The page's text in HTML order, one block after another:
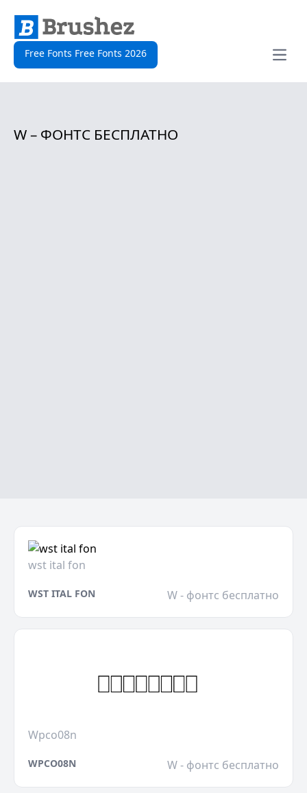
Free Fonts Free Fonts 2026
Open
W – ФОНТС БЕСПЛАТНО
wst ital fon
WST ITAL FON W - фонтс бесплатно
Wpco08n
WPCO08N W - фонтс бесплатно